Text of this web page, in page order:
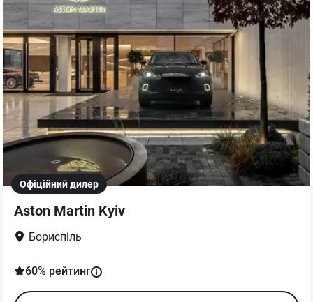
Офіційний дилер
Aston Martin Kyiv
Бориспіль
60% рейтинг